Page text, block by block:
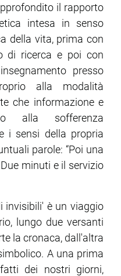
il rapporto
intesa in senso
della vita, prima con
di ricerca e poi con
presso
alla modalità
che informazione e
alla sofferenza
i sensi della propria
parole: “Poi una
minuti e il servizio
invisibili' è un viaggio
lungo due versanti
la cronaca, dall'altra
A una prima
dei nostri giorni,